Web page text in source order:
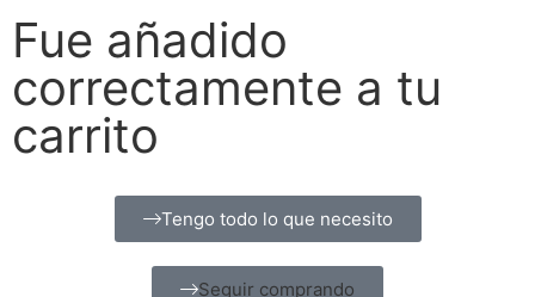
Fue añadido
correctamente a tu
carrito
Tengo todo lo que necesito
Seguir comprando